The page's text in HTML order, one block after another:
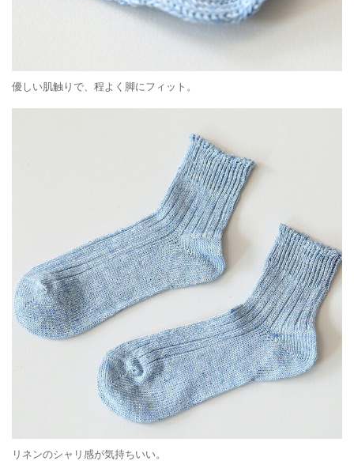
優しい肌触りで、程よく脚にフィット。
リネンのシャリ感が気持ちいい。